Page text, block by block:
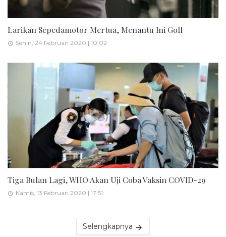
Larikan Sepedamotor Mertua, Menantu Ini Goll
Senin, 24 Februari 2020 | 10:02
Tiga Bulan Lagi, WHO Akan Uji Coba Vaksin COVID-29
Kamis, 13 Februari 2020 | 17:51
Selengkapnya